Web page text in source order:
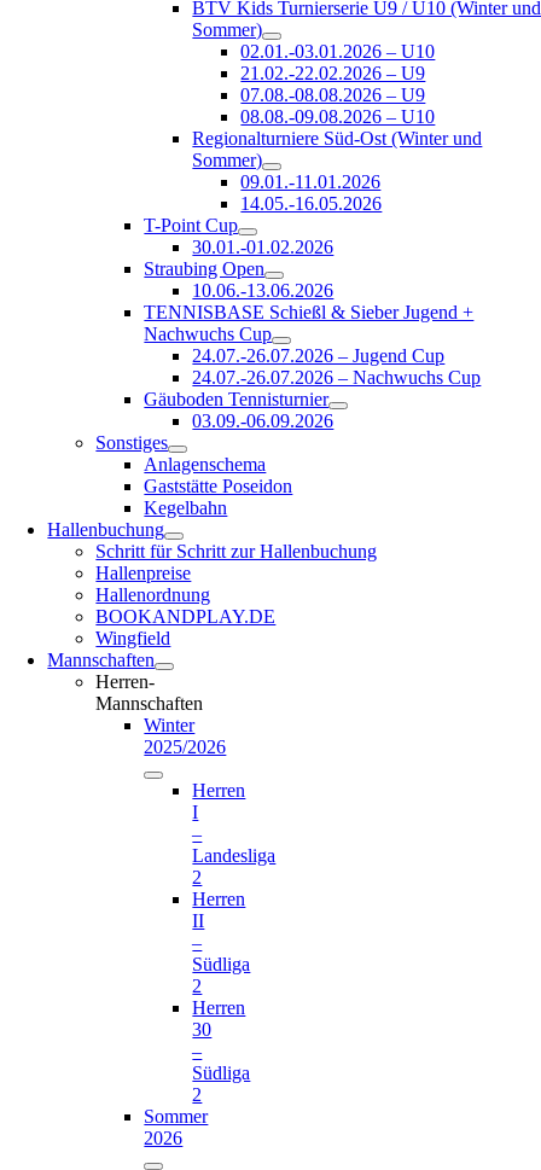
BTV Kids Turnierserie U9 / U10 (Winter und
Sommer)
02.01.-03.01.2026 – U10
21.02.-22.02.2026 – U9
07.08.-08.08.2026 – U9
08.08.-09.08.2026 – U10
Regionalturniere Süd-Ost (Winter und
Sommer)
09.01.-11.01.2026
14.05.-16.05.2026
T-Point Cup
30.01.-01.02.2026
Straubing Open
10.06.-13.06.2026
TENNISBASE Schießl & Sieber Jugend +
Nachwuchs Cup
24.07.-26.07.2026 – Jugend Cup
24.07.-26.07.2026 – Nachwuchs Cup
Gäuboden Tennisturnier
03.09.-06.09.2026
Sonstiges
Anlagenschema
Gaststätte Poseidon
Kegelbahn
Hallenbuchung
Schritt für Schritt zur Hallenbuchung
Hallenpreise
Hallenordnung
BOOKANDPLAY.DE
Wingfield
Mannschaften
Herren-
Mannschaften
Winter
2025/2026
Herren
I
–
Landesliga
2
Herren
II
–
Südliga
2
Herren
30
–
Südliga
2
Sommer
2026